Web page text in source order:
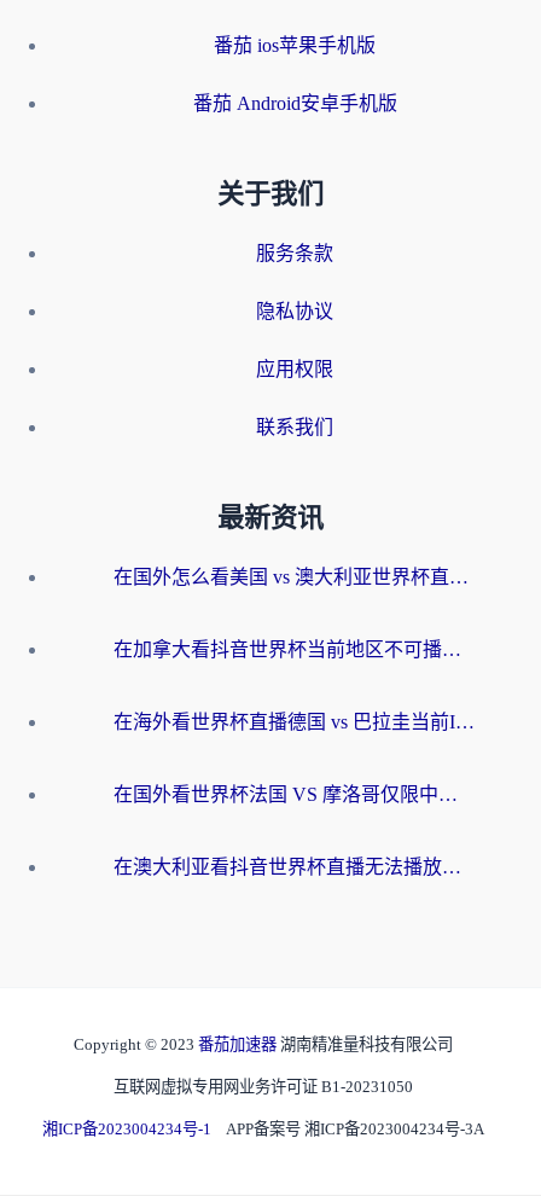
番茄 ios苹果手机版
番茄 Android安卓手机版
关于我们
服务条款
隐私协议
应用权限
联系我们
最新资讯
在国外怎么看美国 vs 澳大利亚世界杯直播？海外党必藏的中文解说观赛指南
在加拿大看抖音世界杯当前地区不可播放？海外党体育观赛终极指南
在海外看世界杯直播德国 vs 巴拉圭当前IP受限制？这篇指南帮你轻松解决地区限制
在国外看世界杯法国 VS 摩洛哥仅限中国大陆？别让地域限制拦下你的欢呼
在澳大利亚看抖音世界杯直播无法播放？海外党体育观赛终极指南来了！
Copyright © 2023 番茄加速器 湖南精准量科技有限公司
互联网虚拟专用网业务许可证 B1-20231050
湘ICP备2023004234号-1 APP备案号 湘ICP备2023004234号-3A